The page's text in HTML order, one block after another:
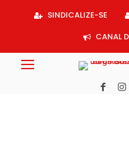
SINDICALIZE-SE
CANAL